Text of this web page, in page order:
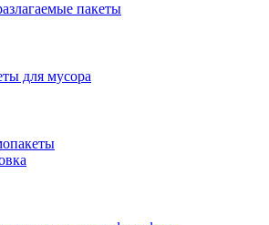
пакеты
для мусора